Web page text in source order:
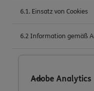
6.1. Einsatz von Cookies
6.2 Information gemäß
Adobe Analytics